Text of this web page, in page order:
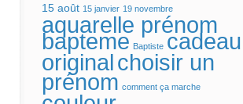
15 août 15 janvier 19 novembre
aquarelle prénom
bapteme Baptiste cadeau
originalchoisir un
prénom comment ça marche